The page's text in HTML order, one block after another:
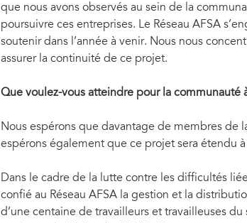
que nous avons observés au sein de la
poursuivre ces entreprises. Le Réseau AFSA
soutenir dans l’année à venir. Nous nous
assurer la continuité de ce projet.
Que voulez-vous atteindre pour la communauté
Nous espérons que davantage de membres de
espérons également que ce projet sera étendu
Dans le cadre de la lutte contre les difficultés
confié au Réseau AFSA la gestion et la
d’une centaine de travailleurs et travailleuses